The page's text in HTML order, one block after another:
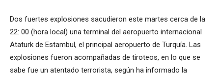
Dos fuertes explosiones sacudieron este martes cerca de la
22: 00 (hora local) una terminal del aeropuerto internacional
Ataturk de Estambul, el principal aeropuerto de Turquía. Las
explosiones fueron acompañadas de tiroteos, en lo que se
sabe fue un atentado terrorista, según ha informado la